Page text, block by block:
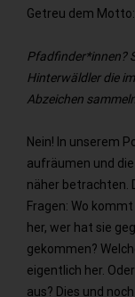
Getreu dem Motto:
Pfadfinder*innen?
Hinterwäldler die
Abzeichen
Nein! In unserem
aufräumen und
näher betrachten.
Fragen: Wo
her, wer hat sie
gekommen?
eigentlich her.
aus? Dies und